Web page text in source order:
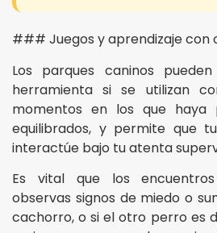
### Juegos y aprendizaje con
Los parques caninos
herramienta si se utilizan
momentos en los que haya
equilibrados, y permite que
interactúe bajo tu atenta
Es vital que los
observas signos de miedo o
cachorro, o si el otro perro es